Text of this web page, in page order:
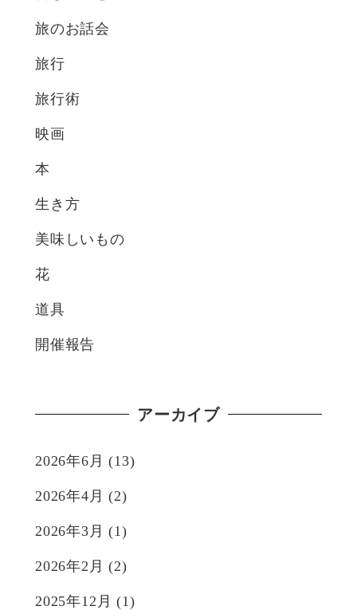
旅のお話会
旅行
旅行術
映画
本
生き方
美味しいもの
花
道具
開催報告
アーカイブ
2026年6月 (13)
2026年4月 (2)
2026年3月 (1)
2026年2月 (2)
2025年12月 (1)